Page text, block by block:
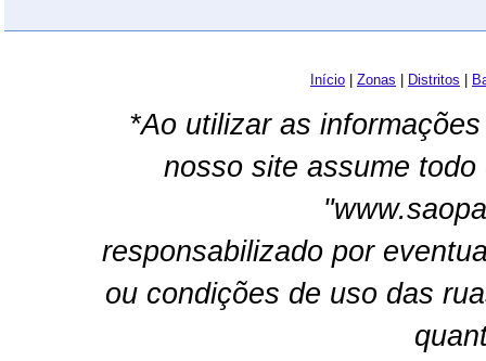
Início Zonas Distritos
*Ao utilizar as
nosso site assume
responsabilizado por
ou condições de uso das